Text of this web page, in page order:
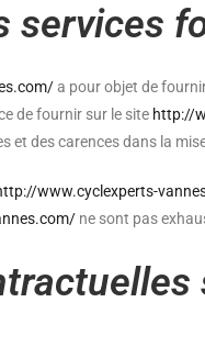
services
a pour objet de
de fournir sur le site http://
et des carences dans la
www.cyclexperts-
ne sont pas